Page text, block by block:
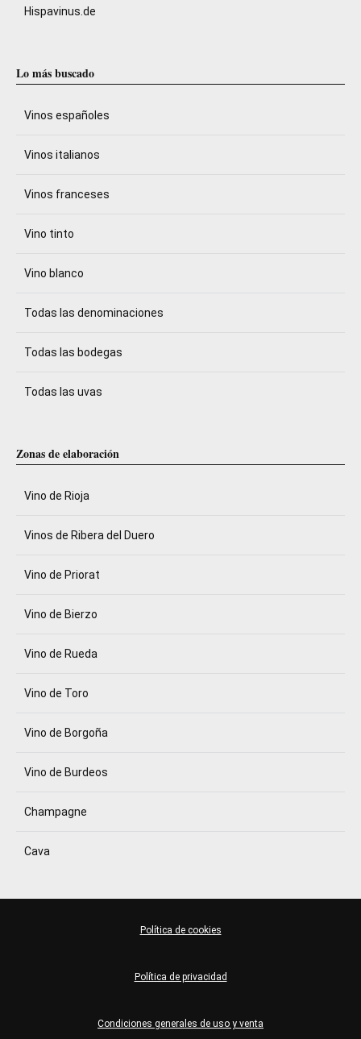
Hispavinus.de
Lo más buscado
Vinos españoles
Vinos italianos
Vinos franceses
Vino tinto
Vino blanco
Todas las denominaciones
Todas las bodegas
Todas las uvas
Zonas de elaboración
Vino de Rioja
Vinos de Ribera del Duero
Vino de Priorat
Vino de Bierzo
Vino de Rueda
Vino de Toro
Vino de Borgoña
Vino de Burdeos
Champagne
Cava
Condiciones generales de uso y venta
Política de privacidad
Política de cookies